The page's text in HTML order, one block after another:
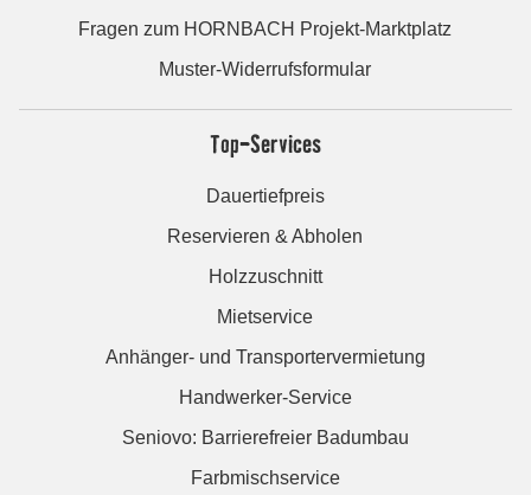
Fragen zum HORNBACH Projekt-Marktplatz
Muster-Widerrufsformular
Top-Services
Dauertiefpreis
Reservieren & Abholen
Holzzuschnitt
Mietservice
Anhänger- und Transportervermietung
Handwerker-Service
Seniovo: Barrierefreier Badumbau
Farbmischservice